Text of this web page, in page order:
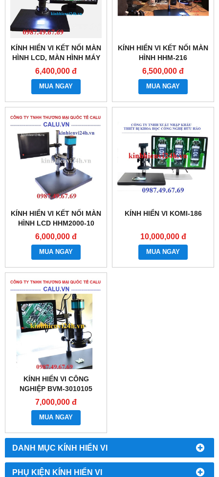
DANH MỤC KÍNH HIỂN VI
PHỤ KIỆN KÍNH HIỂN VI
KÍNH HIỂN VI KẾT NỐI MÀN
HÌNH LCD, MÀN HÌNH MÁY
VI TÍNH
6,400,000 đ
MUA NGAY
KÍNH HIỂN VI KẾT NỐI MÀN
HÌNH HHM-216
6,500,000 đ
MUA NGAY
KÍNH HIỂN VI KẾT NỐI MÀN
HÌNH LCD HHM2000-10
6,000,000 đ
MUA NGAY
KÍNH HIỂN VI KOMI-186
10,000,000 đ
MUA NGAY
KÍNH HIỂN VI CÔNG
NGHIỆP BVM-3010105
7,000,000 đ
MUA NGAY